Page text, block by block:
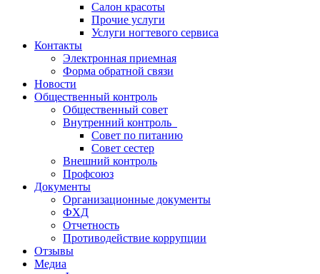
Салон красоты
Прочие услуги
Услуги ногтевого сервиса
Контакты
Электронная приемная
Форма обратной связи
Новости
Общественный контроль
Общественный совет
Внутренний контроль
Совет по питанию
Совет сестер
Внешний контроль
Профсоюз
Документы
Организационные документы
ФХД
Отчетность
Противодействие коррупции
Отзывы
Медиа